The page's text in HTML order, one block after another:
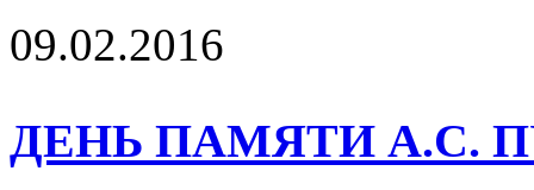
09.02.2016
ДЕНЬ ПАМЯТИ А.С.